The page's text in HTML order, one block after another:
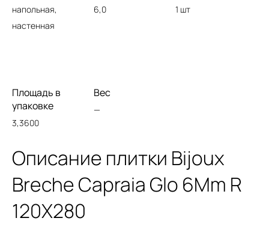
напольная,
настенная
6,0 1 шт
Площадь в
упаковке
3,3600
Вес
—
Описание плитки Bijoux
Breche Capraia Glo 6Mm R
120X280